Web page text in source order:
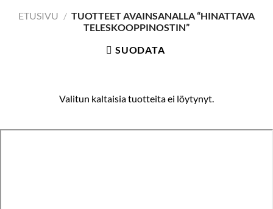
ETUSIVU / TUOTTEET AVAINSANALLA “HINATTAVA
TELESKOOPPINOSTIN”
SUODATA
Valitun kaltaisia tuotteita ei löytynyt.